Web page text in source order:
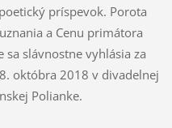
príspevok. Porota
a Cenu primátora
sa slávnostne vyhlásia za
októbra 2018 v divadelnej
Polianke.